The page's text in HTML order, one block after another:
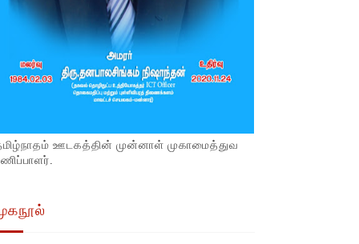
ஊடகத்தின் முன்னாள் முகாமைத்துவ